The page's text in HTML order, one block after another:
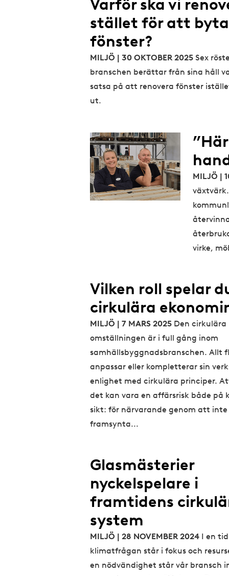
Varför ska vi
stället för att byta
fönster?
MILJÖ | 30 OKTOBER 2025 Sex
branschen berättar från sina håll
satsa på att renovera fönster
ut.
MILJÖ |
virke,
Vilken roll spelar
cirkulära
MILJÖ | 7 MARS 2025 Den cirkulära
omställningen är i full gång inom
samhällsbyggnadsbranschen. Allt
anpassar eller kompletterar sin
enlighet med cirkulära principer.
det kan vara en affärsrisk både på
sikt: för närvarande genom att
framsynta...
Glasmästerier
nyckelspelare i
framtidens
system
MILJÖ | 28 NOVEMBER 2024 I en
klimatfrågan står i fokus och
en nödvändighet står vår bransch